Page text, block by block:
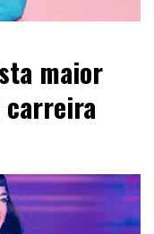
maior
carreira